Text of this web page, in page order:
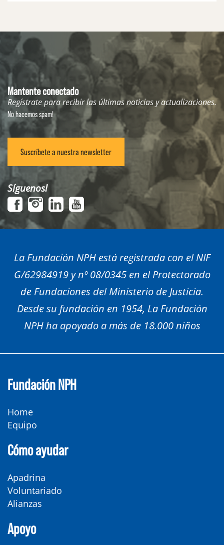
Mantente conectado
Regístrate para recibir las últimas noticias y actualizaciones.
No hacemos spam!
Suscríbete a nuestra newsletter
Síguenos!
La Fundación NPH está registrada con el NIF
G/62984919 y nº 08/0345 en el Protectorado
de Fundaciones del Ministerio de Justicia.
Desde su fundación en 1954, La Fundación
NPH ha apoyado a más de 18.000 niños
Fundación NPH
Home
Equipo
Cómo ayudar
Apadrina
Voluntariado
Alianzas
Apoyo